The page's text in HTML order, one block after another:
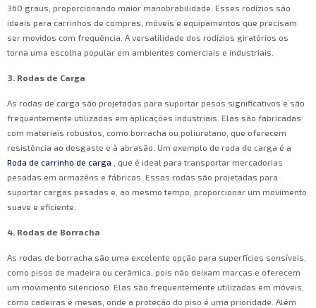
360 graus, proporcionando maior manobrabilidade. Esses rodízios são
ideais para carrinhos de compras, móveis e equipamentos que precisam
ser movidos com frequência. A versatilidade dos rodízios giratórios os
torna uma escolha popular em ambientes comerciais e industriais.
3. Rodas de Carga
As rodas de carga são projetadas para suportar pesos significativos e são
frequentemente utilizadas em aplicações industriais. Elas são fabricadas
com materiais robustos, como borracha ou poliuretano, que oferecem
resistência ao desgaste e à abrasão. Um exemplo de roda de carga é a
Roda de carrinho de carga
, que é ideal para transportar mercadorias
pesadas em armazéns e fábricas. Essas rodas são projetadas para
suportar cargas pesadas e, ao mesmo tempo, proporcionar um movimento
suave e eficiente.
4. Rodas de Borracha
As rodas de borracha são uma excelente opção para superfícies sensíveis,
como pisos de madeira ou cerâmica, pois não deixam marcas e oferecem
um movimento silencioso. Elas são frequentemente utilizadas em móveis,
como cadeiras e mesas, onde a proteção do piso é uma prioridade. Além